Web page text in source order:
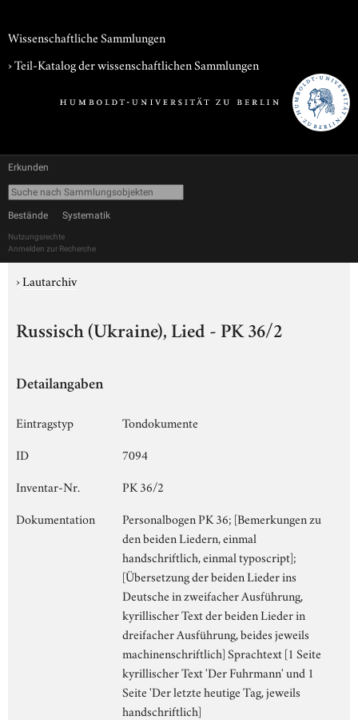
Wissenschaftliche Sammlungen
› Teil-Katalog der wissenschaftlichen Sammlungen
Erkunden
Bestände Systematik
Nutzungsrechte
Anmelden zur Recherche
›Lautarchiv
Russisch (Ukraine), Lied - PK 36/2
Detailangaben
Eintragstyp
Tondokumente
ID
7094
Inventar-Nr.
PK 36/2
Dokumentation
Personalbogen PK 36; [Bemerkungen zu
den beiden Liedern, einmal
handschriftlich, einmal typoscript];
[Übersetzung der beiden Lieder ins
Deutsche in zweifacher Ausführung,
kyrillischer Text der beiden Lieder in
dreifacher Ausführung, beides jeweils
machinenschriftlich] Sprachtext [1 Seite
kyrillischer Text 'Der Fuhrmann' und 1
Seite 'Der letzte heutige Tag, jeweils
handschriftlich]